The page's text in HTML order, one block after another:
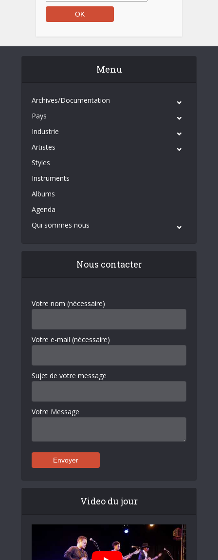
Menu
Archives/Documentation
Pays
Industrie
Artistes
Styles
Instruments
Albums
Agenda
Qui sommes nous
Nous contacter
Votre nom (nécessaire)
Votre e-mail (nécessaire)
Sujet de votre message
Votre Message
Video du jour